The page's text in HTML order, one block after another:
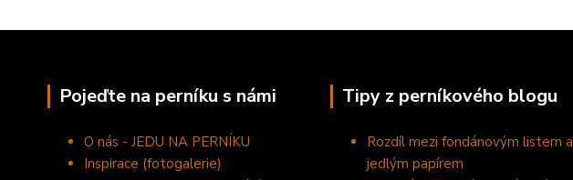
Pojeďte na perníku s námi
O nás - JEDU NA PERNÍKU
Inspirace (fotogalerie)
Tipy z perníkového blogu
Rozdíl mezi fondánovým listem a
jedlým papírem